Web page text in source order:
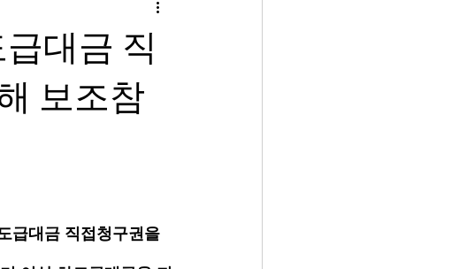
대금 직
보조참
급대금 직접청구권을